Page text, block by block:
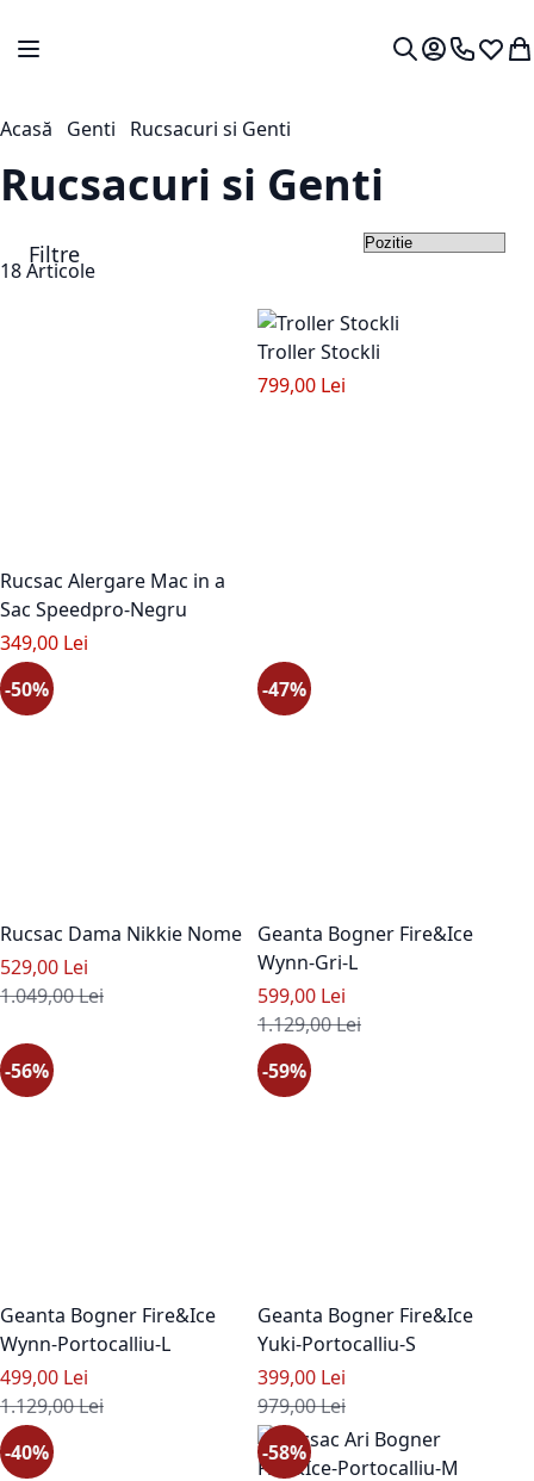
Comutare în navigare
Contul meu.
0724 766
Lista
Acasă Genti Rucsacuri si Genti
Rucsacuri si Genti
Filtre
18Articole
Rucsac Alergare Mac in a
Sac Speedpro-Negru
349,00 Lei
Troller Stockli
799,00 Lei
-50%
Rucsac Dama Nikkie Nome
Pret special
529,00 Lei
Pret standard
1.049,00 Lei
-47%
Geanta Bogner Fire&Ice
Wynn-Gri-L
Pret special
599,00 Lei
Pret standard
1.129,00 Lei
-56%
Geanta Bogner Fire&Ice
Wynn-Portocalliu-L
Pret special
499,00 Lei
Pret standard
1.129,00 Lei
-59%
Geanta Bogner Fire&Ice
Yuki-Portocalliu-S
Pret special
399,00 Lei
Pret standard
979,00 Lei
-40%
-58%